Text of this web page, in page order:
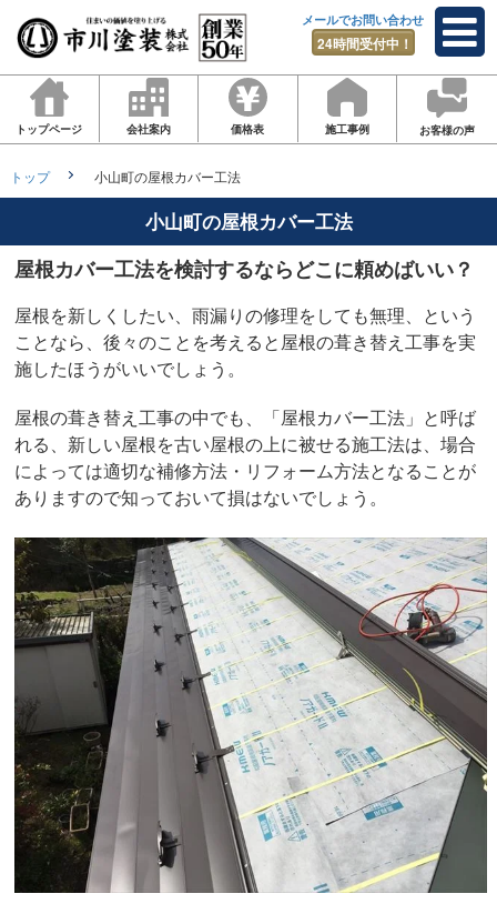
メールでお問い合わせ
24時間受付中！
トップページ 会社案内 価格表 施工事例 お客様の声
トップ 小山町の屋根カバー工法
小山町の屋根カバー工法
屋根カバー工法を検討するならどこに頼めばいい？
屋根を新しくしたい、雨漏りの修理をしても無理、という
ことなら、後々のことを考えると屋根の葺き替え工事を実
施したほうがいいでしょう。
屋根の葺き替え工事の中でも、「屋根カバー工法」と呼ば
れる、新しい屋根を古い屋根の上に被せる施工法は、場合
によっては適切な補修方法・リフォーム方法となることが
ありますので知っておいて損はないでしょう。